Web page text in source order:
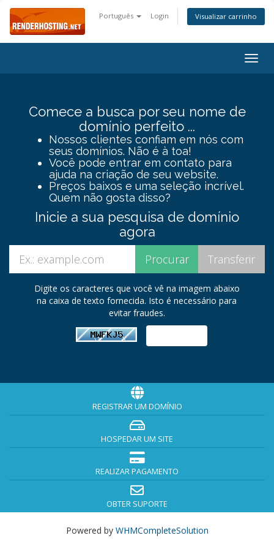
Português Login Visualizar carrinho
Comece a busca por seu nome de
domínio perfeito ...
Nossos clientes confiam em nós com
seus domínios. Não é à toa!
Você pode entrar em contato para
ajuda na criação de seu website.
Preços baixos e uma seleção incrível.
Quem não gosta disso?
Inicie a sua pesquisa de domínio
agora
Digite os caracteres que você vê na imagem abaixo
na caixa de texto fornecida. Isto é necessário para
evitar fraudes.
REGISTRAR UM DOMÍNIO
HOSPEDAR UM SITE
REALIZAR PAGAMENTO
OBTER SUPORTE
Powered by WHMCompleteSolution